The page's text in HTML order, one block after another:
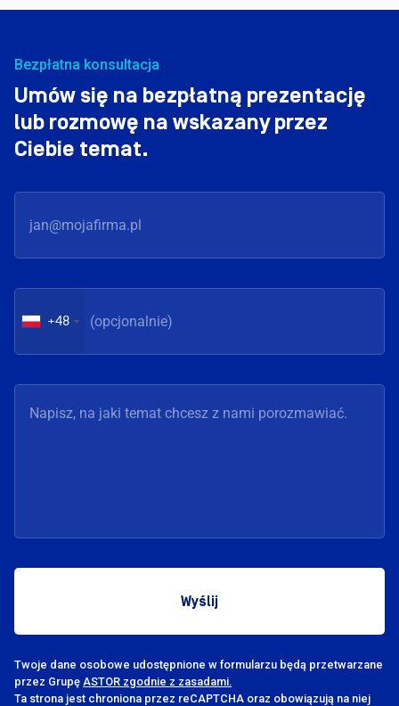
Bezpłatna konsultacja
Umów się na bezpłatną prezentację
lub rozmowę na wskazany przez
Ciebie temat.
+48
Twoje dane osobowe udostępnione w formularzu będą przetwarzane
przez Grupę ASTOR zgodnie z zasadami.
Ta strona jest chroniona przez reCAPTCHA oraz obowiązują na niej